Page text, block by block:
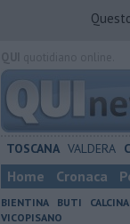
TOSCANA VALDERA
Home Cronaca
BIENTINA BUTI
VICOPISANO